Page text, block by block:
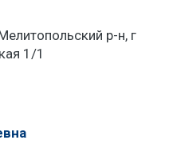
р-н, г
1/1